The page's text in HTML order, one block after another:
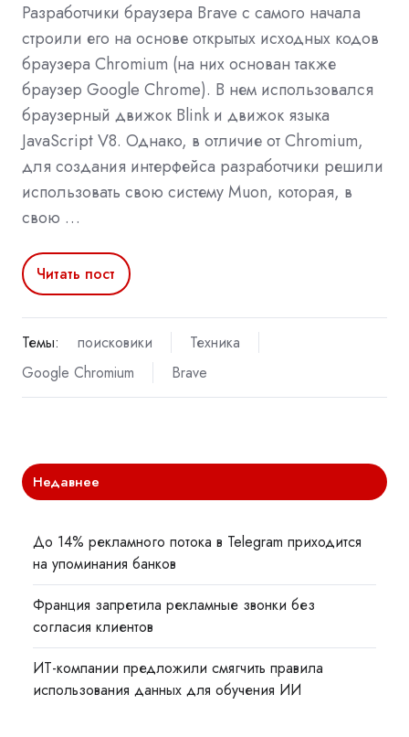
Разработчики браузера Brave с самого начала
строили его на основе открытых исходных кодов
браузера Chromium (на них основан также
браузер Google Chrome). В нем использовался
браузерный движок Blink и движок языка
JavaScript V8. Однако, в отличие от Chromium,
для создания интерфейса разработчики решили
использовать свою систему Muon, которая, в
свою …
Читать пост
Темы: поисковики
Техника
Google Chromium
Brave
Недавнее
До 14% рекламного потока в Telegram приходится
на упоминания банков
Франция запретила рекламные звонки без
согласия клиентов
ИТ-компании предложили смягчить правила
использования данных для обучения ИИ